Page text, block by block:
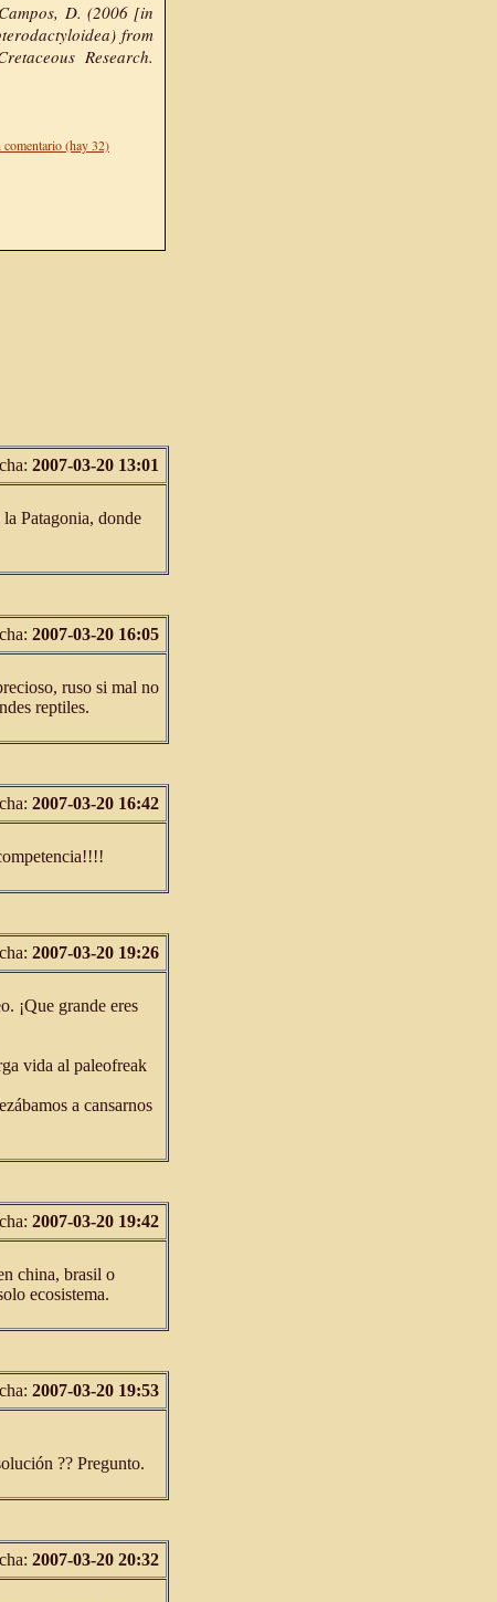
D. (2006 [in
from
Research.
comentario (hay 32)
2007-03-20 13:01
Patagonia, donde
2007-03-20 16:05
ruso si mal no
reptiles.
2007-03-20 16:42
2007-03-20 19:26
¡Que grande eres
vida al paleofreak
a cansarnos
2007-03-20 19:42
china, brasil o
ecosistema.
2007-03-20 19:53
?? Pregunto.
2007-03-20 20:32